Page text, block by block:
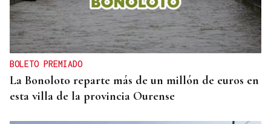
BOLETO PREMIADO
La Bonoloto reparte más de un millón de euros en
esta villa de la provincia Ourense